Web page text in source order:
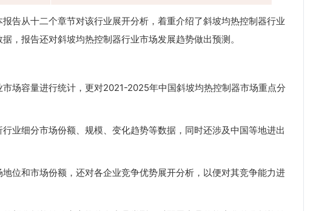
告从十二个章节对该行业展开分析，着重介绍了斜坡均热控制器行业
，报告还对斜坡均热控制器行业市场发展趋势做出预测。
场容量进行统计，更对2021-2025年中国斜坡均热控制器市场重点分
业细分市场份额、规模、变化趋势等数据，同时还涉及中国等地进出
位和市场份额，还对各企业竞争优势展开分析，以便对其竞争能力进